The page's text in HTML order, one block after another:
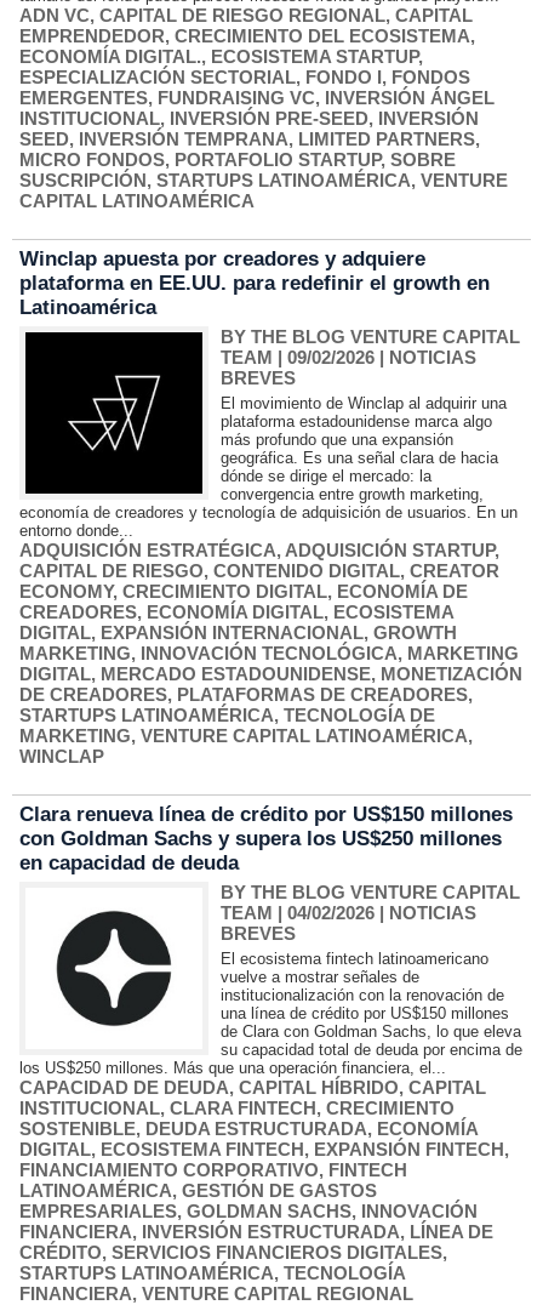
ADN VC, CAPITAL DE RIESGO REGIONAL, CAPITAL
EMPRENDEDOR, CRECIMIENTO DEL ECOSISTEMA,
ECONOMÍA DIGITAL., ECOSISTEMA STARTUP,
ESPECIALIZACIÓN SECTORIAL, FONDO I, FONDOS
EMERGENTES, FUNDRAISING VC, INVERSIÓN ÁNGEL
INSTITUCIONAL, INVERSIÓN PRE-SEED, INVERSIÓN
SEED, INVERSIÓN TEMPRANA, LIMITED PARTNERS,
MICRO FONDOS, PORTAFOLIO STARTUP, SOBRE
SUSCRIPCIÓN, STARTUPS LATINOAMÉRICA, VENTURE
CAPITAL LATINOAMÉRICA
Winclap apuesta por creadores y adquiere
plataforma en EE.UU. para redefinir el growth en
Latinoamérica
BY THE BLOG VENTURE CAPITAL
TEAM | 09/02/2026 | NOTICIAS
BREVES
El movimiento de Winclap al adquirir una
plataforma estadounidense marca algo
más profundo que una expansión
geográfica. Es una señal clara de hacia
dónde se dirige el mercado: la
convergencia entre growth marketing,
economía de creadores y tecnología de adquisición de usuarios. En un
entorno donde...
ADQUISICIÓN ESTRATÉGICA, ADQUISICIÓN STARTUP,
CAPITAL DE RIESGO, CONTENIDO DIGITAL, CREATOR
ECONOMY, CRECIMIENTO DIGITAL, ECONOMÍA DE
CREADORES, ECONOMÍA DIGITAL, ECOSISTEMA
DIGITAL, EXPANSIÓN INTERNACIONAL, GROWTH
MARKETING, INNOVACIÓN TECNOLÓGICA, MARKETING
DIGITAL, MERCADO ESTADOUNIDENSE, MONETIZACIÓN
DE CREADORES, PLATAFORMAS DE CREADORES,
STARTUPS LATINOAMÉRICA, TECNOLOGÍA DE
MARKETING, VENTURE CAPITAL LATINOAMÉRICA,
WINCLAP
Clara renueva línea de crédito por US$150 millones
con Goldman Sachs y supera los US$250 millones
en capacidad de deuda
BY THE BLOG VENTURE CAPITAL
TEAM | 04/02/2026 | NOTICIAS
BREVES
El ecosistema fintech latinoamericano
vuelve a mostrar señales de
institucionalización con la renovación de
una línea de crédito por US$150 millones
de Clara con Goldman Sachs, lo que eleva
su capacidad total de deuda por encima de
los US$250 millones. Más que una operación financiera, el...
CAPACIDAD DE DEUDA, CAPITAL HÍBRIDO, CAPITAL
INSTITUCIONAL, CLARA FINTECH, CRECIMIENTO
SOSTENIBLE, DEUDA ESTRUCTURADA, ECONOMÍA
DIGITAL, ECOSISTEMA FINTECH, EXPANSIÓN FINTECH,
FINANCIAMIENTO CORPORATIVO, FINTECH
LATINOAMÉRICA, GESTIÓN DE GASTOS
EMPRESARIALES, GOLDMAN SACHS, INNOVACIÓN
FINANCIERA, INVERSIÓN ESTRUCTURADA, LÍNEA DE
CRÉDITO, SERVICIOS FINANCIEROS DIGITALES,
STARTUPS LATINOAMÉRICA, TECNOLOGÍA
FINANCIERA, VENTURE CAPITAL REGIONAL